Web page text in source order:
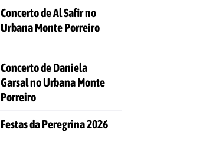
Concerto de Al Safir no
Urbana Monte Porreiro
Concerto de Daniela
Garsal no Urbana Monte
Porreiro
Festas da Peregrina 2026